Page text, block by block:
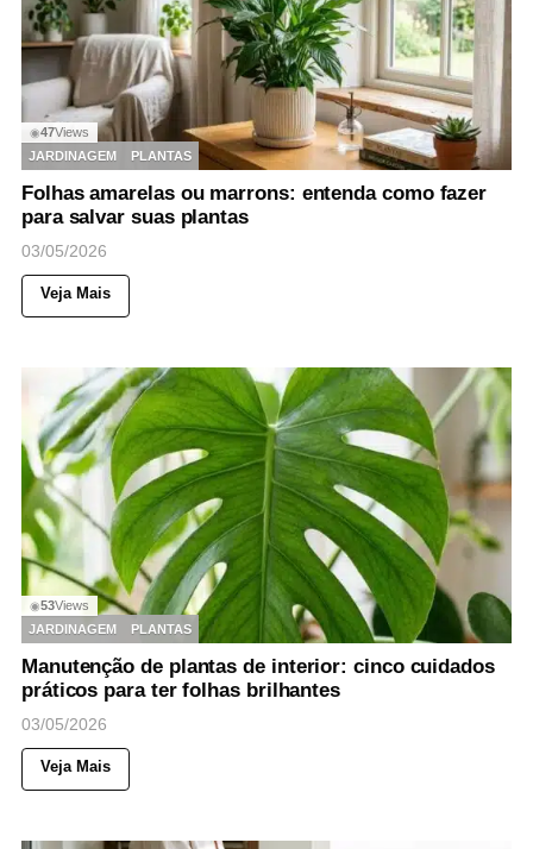
◉47Views
JARDINAGEM
PLANTAS
Folhas amarelas ou marrons: entenda como fazer
para salvar suas plantas
03/05/2026
Veja Mais
◉53Views
JARDINAGEM
PLANTAS
Manutenção de plantas de interior: cinco cuidados
práticos para ter folhas brilhantes
03/05/2026
Veja Mais